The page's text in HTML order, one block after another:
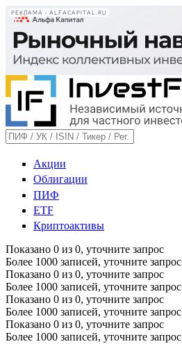
РЕКЛАМА • ALFACAPITAL.RU
Акции
Облигации
ПИФ
ETF
Криптоактивы
Показано 0 из 0, уточните запрос
Более 1000 записей, уточните запрос
Показано 0 из 0, уточните запрос
Более 1000 записей, уточните запрос
Показано 0 из 0, уточните запрос
Более 1000 записей, уточните запрос
Показано 0 из 0, уточните запрос
Более 1000 записей, уточните запрос